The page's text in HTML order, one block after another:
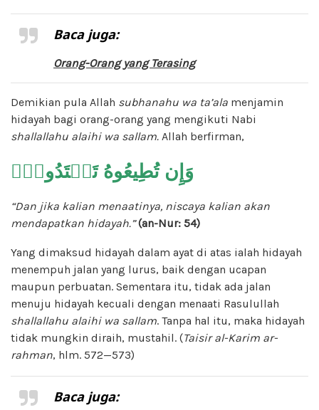
Baca juga:
Orang-Orang yang Terasing
Demikian pula Allah subhanahu wa ta’ala menjamin
hidayah bagi orang-orang yang mengikuti Nabi
shallallahu alaihi wa sallam. Allah berfirman,
وَإِن تُطِيعُوهُ تَهۡتَدُواْۚ
“Dan jika kalian menaatinya, niscaya kalian akan
mendapatkan hidayah.” (an-Nur: 54)
Yang dimaksud hidayah dalam ayat di atas ialah hidayah
menempuh jalan yang lurus, baik dengan ucapan
maupun perbuatan. Sementara itu, tidak ada jalan
menuju hidayah kecuali dengan menaati Rasulullah
shallallahu alaihi wa sallam. Tanpa hal itu, maka hidayah
tidak mungkin diraih, mustahil. (Taisiral-Karim ar-
rahman, hlm. 572—573)
Baca juga: